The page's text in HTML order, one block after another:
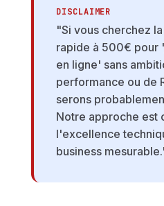
DISCLAIMER
"Si vous cherchez
rapide à 500€ pour
en ligne' sans
performance ou de
serons
Notre approche est
l'excellence
business